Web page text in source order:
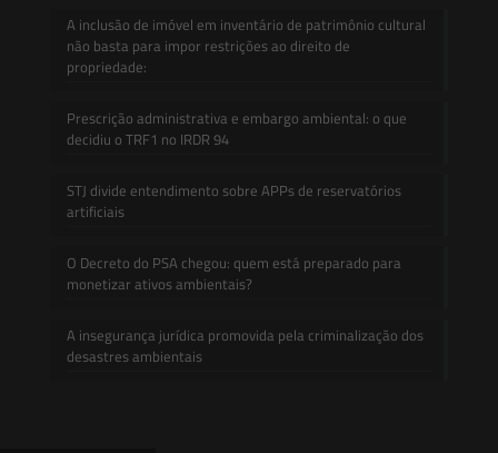
A inclusão de imóvel em inventário de patrimônio cultural
não basta para impor restrições ao direito de
propriedade:
Prescrição administrativa e embargo ambiental: o que
decidiu o TRF1 no IRDR 94
STJ divide entendimento sobre APPs de reservatórios
artificiais
O Decreto do PSA chegou: quem está preparado para
monetizar ativos ambientais?
A insegurança jurídica promovida pela criminalização dos
desastres ambientais